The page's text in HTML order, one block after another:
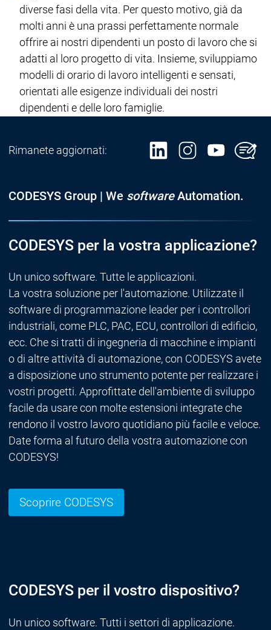
diverse fasi della vita. Per questo motivo, già da
molti anni è una prassi perfettamente normale
offrire ai nostri dipendenti un posto di lavoro che si
adatti al loro progetto di vita. Insieme, sviluppiamo
modelli di orario di lavoro intelligenti e sensati,
orientati alle esigenze individuali dei nostri
dipendenti e delle loro famiglie.
Rimanete aggiornati:
CODESYS Group | We softwareAutomation.
CODESYS per la vostra applicazione?
Un unico software. Tutte le applicazioni.
La vostra soluzione per l'automazione. Utilizzate il
software di programmazione leader per i controllori
industriali, come PLC, PAC, ECU, controllori di edificio,
ecc. Che si tratti di ingegneria di macchine e impianti
o di altre attività di automazione, con CODESYS avete
a disposizione uno strumento potente per realizzare i
vostri progetti. Approfittate dell'ambiente di sviluppo
facile da usare con molte estensioni integrate che
rendono il vostro lavoro quotidiano più facile e veloce.
Date forma al futuro della vostra automazione con
CODESYS!
Scoprire CODESYS
CODESYS per il vostro dispositivo?
Un unico software. Tutti i settori di applicazione.